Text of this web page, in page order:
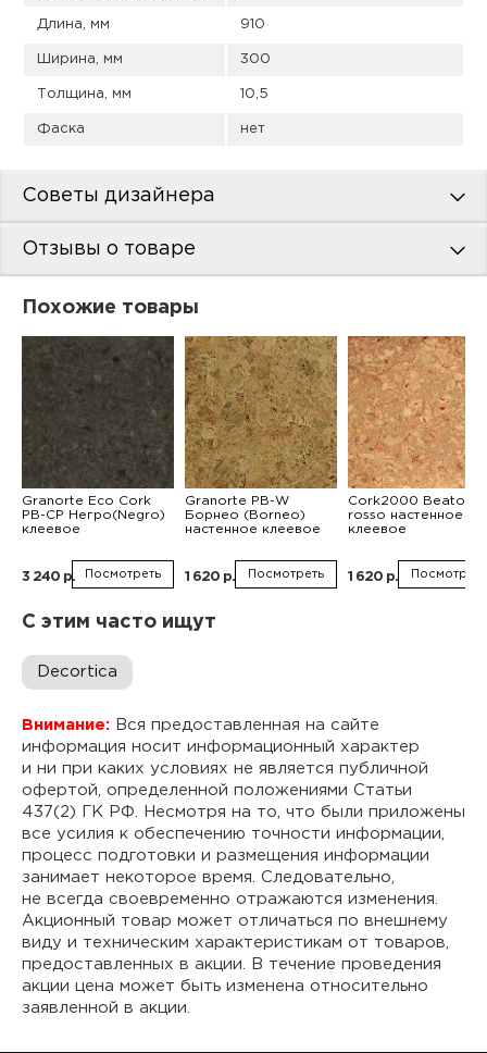
Длина, мм 910
Ширина, мм 300
Толщина, мм 10,5
Фаска нет
Советы дизайнера
Отзывы о товаре
Похожие товары
Granorte Eco Cork
PB-CP Негро(Negro)
клеевое
3 240 р. Посмотреть
Granorte PB-W
Борнео (Borneo)
настенное клеевое
1 620 р. Посмотреть
Cork2000 Beato
rosso настенное
клеевое
1 620 р. Посмотреть
С этим часто ищут
Decortica
Внимание: Вся предоставленная на сайте
информация носит информационный характер
и ни при каких условиях не является публичной
офертой, определенной положениями Статьи
437(2) ГК РФ. Несмотря на то, что были приложены
все усилия к обеспечению точности информации,
процесс подготовки и размещения информации
занимает некоторое время. Следовательно,
не всегда своевременно отражаются изменения.
Акционный товар может отличаться по внешнему
виду и техническим характеристикам от товаров,
предоставленных в акции. В течение проведения
акции цена может быть изменена относительно
заявленной в акции.